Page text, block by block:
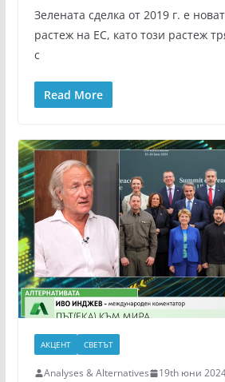
Зелената сделка от 2019 г. е
растеж на ЕС, като този растеж
с
Read More
АКЦЕНТ СВЕТЪТ
Analyses & Alternatives 19th юни